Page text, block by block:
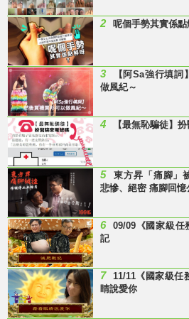
2 呢個手勢其實係點
3
【阿Sa強行填
做風紀～
4 【最無恥騙徒】
5
東方昇「痛腳」
悲慘、絕密 痛腳回憶
6
09/09《國家級任
記
7
11/11《國家級任
睛說愛你